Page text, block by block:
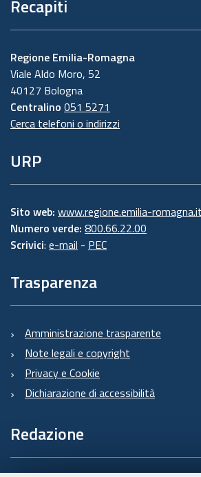
Recapiti
Regione Emilia-Romagna
Viale Aldo Moro, 52
40127 Bologna
Centralino 051 5271
Cerca telefoni o indirizzi
URP
Sito web: www.regione.emilia-
Numero verde: 800.66.22.00
Scrivici: e-mail - PEC
Trasparenza
Amministrazione trasparente
Note legali e copyright
Privacy e Cookie
Dichiarazione di accessibilità
Redazione